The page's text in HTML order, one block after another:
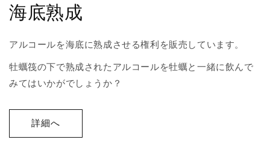
海底熟成
アルコールを海底に熟成させる権利を販売しています。
牡蠣筏の下で熟成されたアルコールを牡蠣と一緒に飲んで
みてはいかがでしょうか？
詳細へ